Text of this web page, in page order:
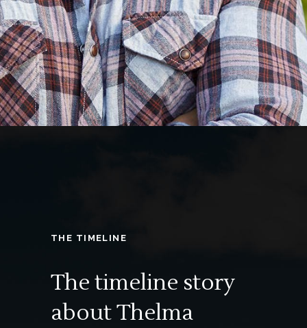
THE TIMELINE
The timeline story
aboutThelma